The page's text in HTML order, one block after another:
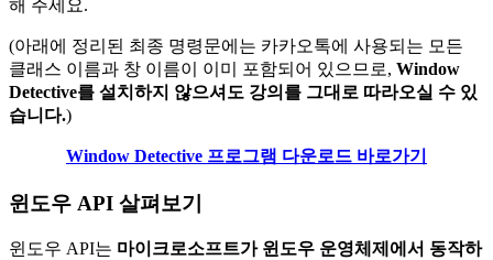
해 주세요.
(아래에 정리된 최종 명령문에는 카카오톡에 사용되는 모든
클래스 이름과 창 이름이 이미 포함되어 있으므로, Window
Detective를 설치하지 않으셔도 강의를 그대로 따라오실 수 있
습니다.)
Window Detective 프로그램 다운로드 바로가기
윈도우 API 살펴보기
윈도우 API는 마이크로소프트가 윈도우 운영체제에서 동작하